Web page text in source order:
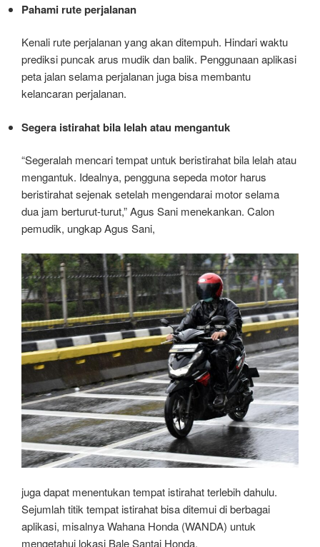
Pahami rute perjalanan
Kenali rute perjalanan yang akan ditempuh. Hindari waktu
prediksi puncak arus mudik dan balik. Penggunaan aplikasi
peta jalan selama perjalanan juga bisa membantu
kelancaran perjalanan.
Segera istirahat bila lelah atau mengantuk
“Segeralah mencari tempat untuk beristirahat bila lelah atau
mengantuk. Idealnya, pengguna sepeda motor harus
beristirahat sejenak setelah mengendarai motor selama
dua jam berturut-turut,” Agus Sani menekankan. Calon
pemudik, ungkap Agus Sani,
juga dapat menentukan tempat istirahat terlebih dahulu.
Sejumlah titik tempat istirahat bisa ditemui di berbagai
aplikasi, misalnya Wahana Honda (WANDA) untuk
mengetahui lokasi Bale Santai Honda.